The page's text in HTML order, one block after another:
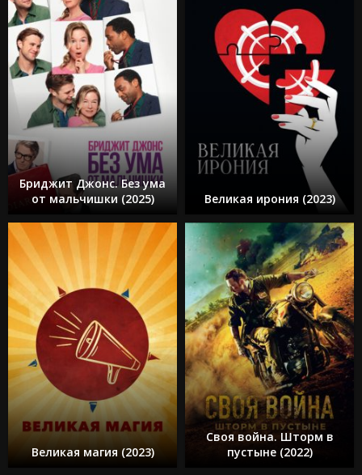
Бриджит Джонс. Без ума
от мальчишки (2025)
Великая ирония (2023)
Великая магия (2023)
Своя война. Шторм в
пустыне (2022)